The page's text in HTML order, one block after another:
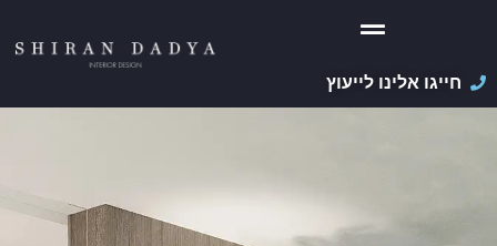
חייגו אלינו לייעוץ